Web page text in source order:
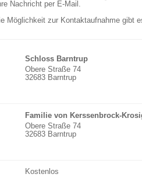
Nachricht per E-Mail.
Möglichkeit zur Kontaktaufnahme gibt
Schloss Barntrup
Obere Straße 74
32683 Barntrup
Familie von Kerssenbrock-
Obere Straße 74
32683 Barntrup
Kostenlos